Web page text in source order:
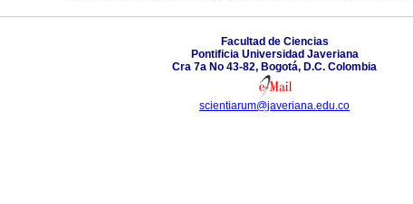
Facultad de Ciencias
Pontificia Universidad Javeriana
Cra 7a No 43-82, Bogotá, D.C. Colombia
scientiarum@javeriana.edu.co